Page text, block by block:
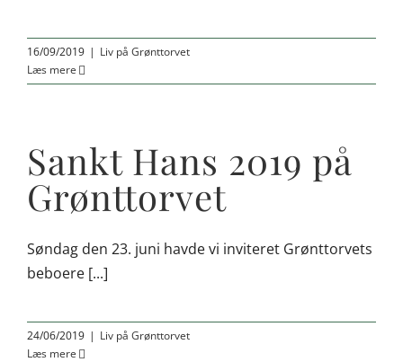
16/09/2019 | Liv på Grønttorvet
Læs mere
Sankt Hans 2019 på
Grønttorvet
Søndag den 23. juni havde vi inviteret Grønttorvets
beboere [...]
24/06/2019 | Liv på Grønttorvet
Læs mere